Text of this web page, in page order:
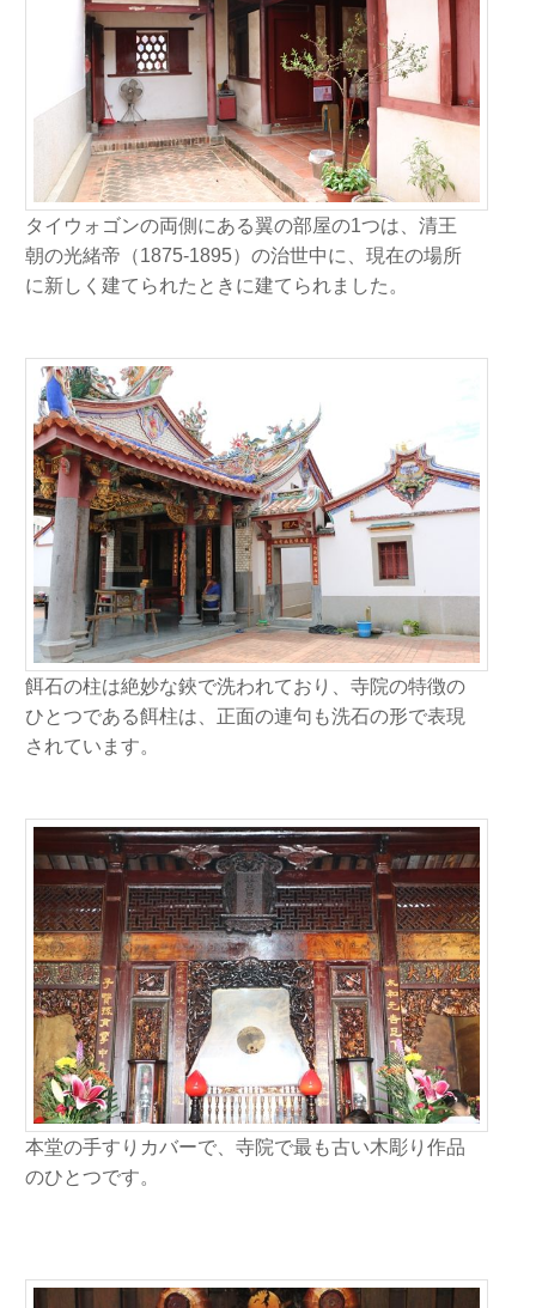
タイウォゴンの両側にある翼の部屋の1つは、清王
朝の光緒帝（1875-1895）の治世中に、現在の場所
に新しく建てられたときに建てられました。
餌石の柱は絶妙な鋏で洗われており、寺院の特徴の
ひとつである餌柱は、正面の連句も洗石の形で表現
されています。
本堂の手すりカバーで、寺院で最も古い木彫り作品
のひとつです。